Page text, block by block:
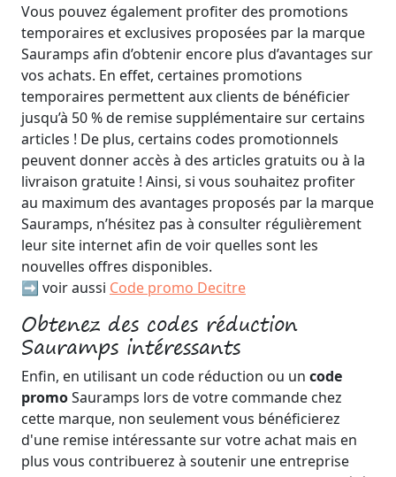
Vous pouvez également profiter des promotions
temporaires et exclusives proposées par la marque
Sauramps afin d’obtenir encore plus d’avantages sur
vos achats. En effet, certaines promotions
temporaires permettent aux clients de bénéficier
jusqu’à 50 % de remise supplémentaire sur certains
articles ! De plus, certains codes promotionnels
peuvent donner accès à des articles gratuits ou à la
livraison gratuite ! Ainsi, si vous souhaitez profiter
au maximum des avantages proposés par la marque
Sauramps, n’hésitez pas à consulter régulièrement
leur site internet afin de voir quelles sont les
nouvelles offres disponibles.
➡️ voir aussi Code promo Decitre
Obtenez des codes réduction
Sauramps intéressants
Enfin, en utilisant un code réduction ou un code
promoSauramps lors de votre commande chez
cette marque, non seulement vous bénéficierez
d'une remise intéressante sur votre achat mais en
plus vous contribuerez à soutenir une entreprise